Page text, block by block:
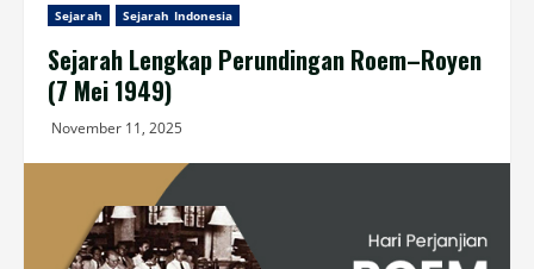
Sejarah Sejarah Indonesia
Sejarah Lengkap Perundingan Roem–Royen
(7 Mei 1949)
November 11, 2025